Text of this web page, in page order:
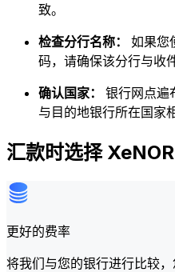
致。
检查分行名称： 如果您
码，请确保该分行与收
确认国家： 银行网点遍
与目的地银行所在国家
汇款时选择
更好的费率
将我们与您的银行进行比较